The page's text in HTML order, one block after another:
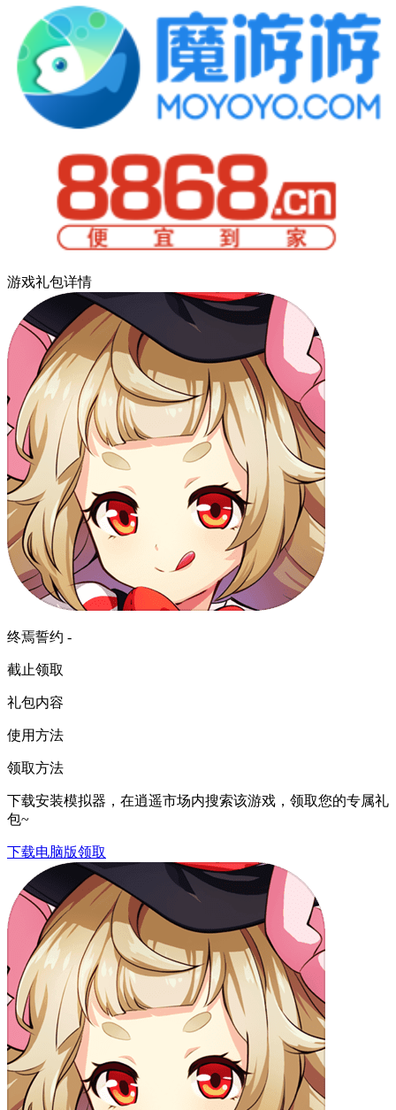
游戏礼包详情
终焉誓约 -
截止领取
礼包内容
使用方法
领取方法
下载安装模拟器，在逍遥市场内搜索该游戏，领取您的专属礼
包~
下载电脑版领取